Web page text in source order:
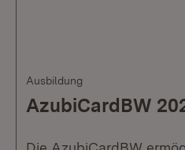
Ausbildung
AzubiCardBW